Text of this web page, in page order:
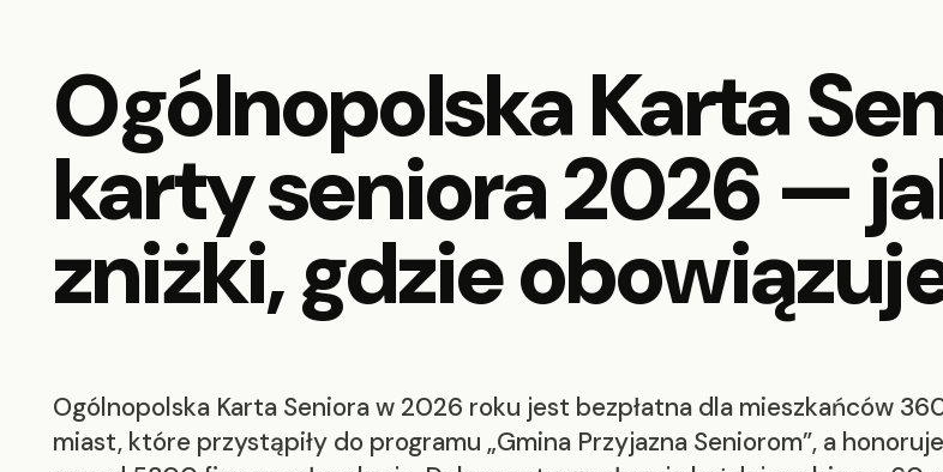
Ogólnopolska Karta
karty seniora 2026 —
zniżki, gdzie
Ogólnopolska Karta Seniora w 2026 roku jest bezpłatna dla mieszkańców
miast, które przystąpiły do programu „Gmina Przyjazna Seniorom”, a